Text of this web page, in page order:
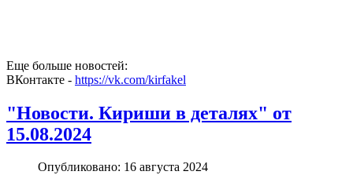
Еще больше новостей:
ВКонтакте - https://vk.com/kirfakel
"Новости. Кириши в деталях" от
15.08.2024
Опубликовано: 16 августа 2024